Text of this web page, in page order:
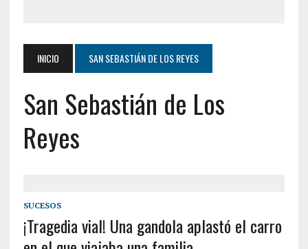
INICIO SAN SEBASTIÁN DE LOS REYES
San Sebastián de Los
Reyes
SUCESOS
¡Tragedia vial! Una gandola aplastó el carro